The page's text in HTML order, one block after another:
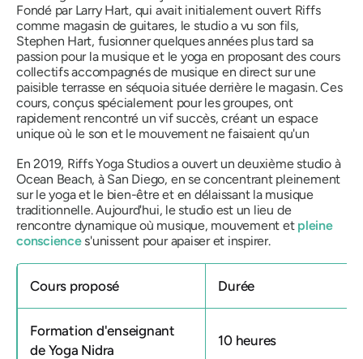
Fondé par Larry Hart, qui avait initialement ouvert Riffs
comme magasin de guitares, le studio a vu son fils,
Stephen Hart, fusionner quelques années plus tard sa
passion pour la musique et le yoga en proposant des cours
collectifs accompagnés de musique en direct sur une
paisible terrasse en séquoia située derrière le magasin. Ces
cours, conçus spécialement pour les groupes, ont
rapidement rencontré un vif succès, créant un espace
unique où le son et le mouvement ne faisaient qu'un
En 2019, Riffs Yoga Studios a ouvert un deuxième studio à
Ocean Beach, à San Diego, en se concentrant pleinement
sur le yoga et le bien-être et en délaissant la musique
traditionnelle. Aujourd'hui, le studio est un lieu de
rencontre dynamique où musique, mouvement et pleine
consciences'unissent pour apaiser et inspirer.
Cours proposé Durée
Formation d'enseignant
de Yoga Nidra
10 heures